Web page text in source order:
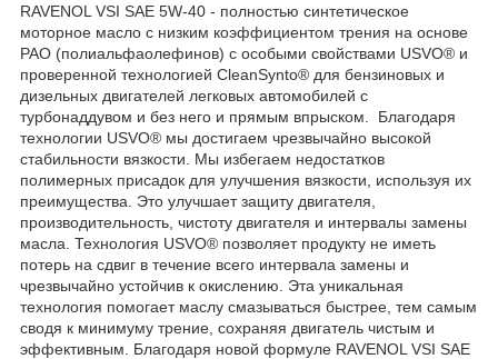
RAVENOL VSI SAE 5W-40 - полностью синтетическое
моторное масло с низким коэффициентом трения на основе
PAO (полиальфаолефинов) с особыми свойствами USVO® и
проверенной технологией CleanSynto® для бензиновых и
дизельных двигателей легковых автомобилей с
турбонаддувом и без него и прямым впрыском. Благодаря
технологии USVO® мы достигаем чрезвычайно высокой
стабильности вязкости. Мы избегаем недостатков
полимерных присадок для улучшения вязкости, используя их
преимущества. Это улучшает защиту двигателя,
производительность, чистоту двигателя и интервалы замены
масла. Технология USVO® позволяет продукту не иметь
потерь на сдвиг в течение всего интервала замены и
чрезвычайно устойчив к окислению. Эта уникальная
технология помогает маслу смазываться быстрее, тем самым
сводя к минимуму трение, сохраняя двигатель чистым и
эффективным. Благодаря новой формуле RAVENOL VSI SAE